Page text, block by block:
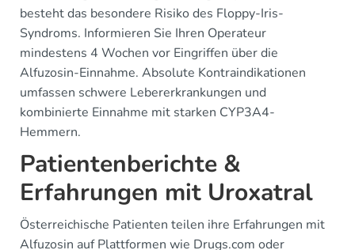
besteht das besondere Risiko des Floppy-Iris-
Syndroms. Informieren Sie Ihren Operateur
mindestens 4 Wochen vor Eingriffen über die
Alfuzosin-Einnahme. Absolute Kontraindikationen
umfassen schwere Lebererkrankungen und
kombinierte Einnahme mit starken CYP3A4-
Hemmern.
Patientenberichte &
Erfahrungen mit Uroxatral
Österreichische Patienten teilen ihre Erfahrungen mit
Alfuzosin auf Plattformen wie Drugs.com oder